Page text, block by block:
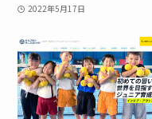
2022年5月17日